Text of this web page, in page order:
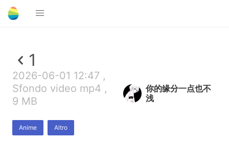
1
2026-06-01 12:47 ,
Sfondo video mp4 ,
9 MB
Anime Altro
你的缘分一点也不
浅